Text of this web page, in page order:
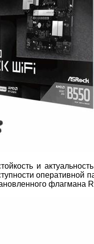
и
оперативной
флагмана